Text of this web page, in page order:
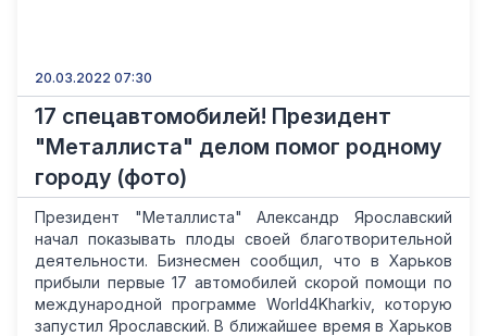
20.03.2022 07:30
17 спецавтомобилей! Президент
"Металлиста" делом помог родному
городу (фото)
Президент "Металлиста" Александр Ярославский
начал показывать плоды своей благотворительной
деятельности. Бизнесмен сообщил, что в Харьков
прибыли первые 17 автомобилей скорой помощи по
международной программе World4Kharkiv, которую
запустил Ярославский. В ближайшее время в Харьков